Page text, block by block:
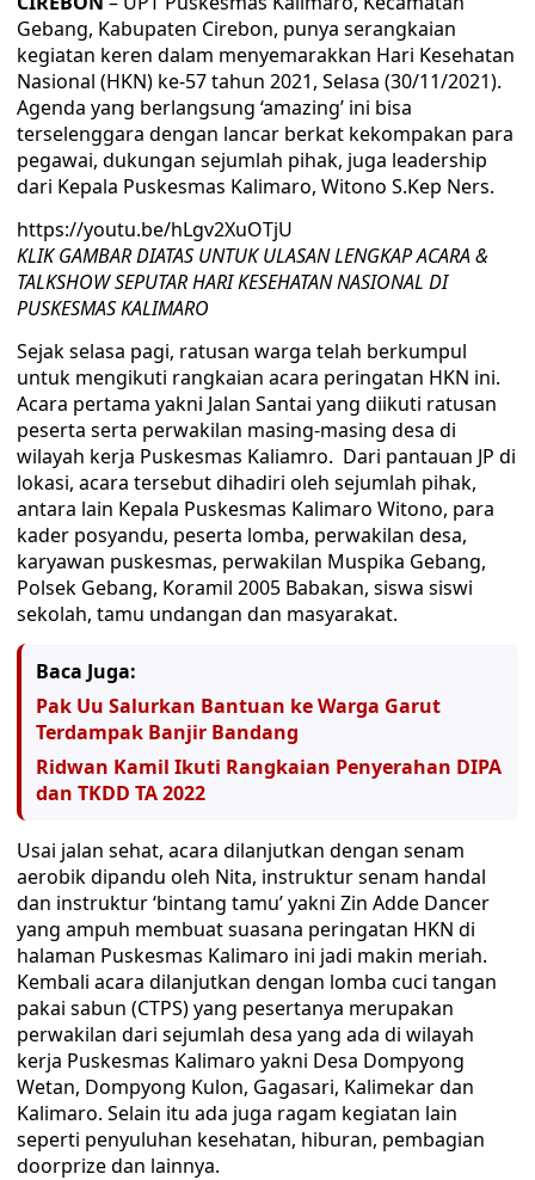
Gebang, Kabupaten Cirebon, punya serangkaian
kegiatan keren dalam menyemarakkan Hari Kesehatan
Nasional (HKN) ke-57 tahun 2021, Selasa (30/11/2021).
Agenda yang berlangsung ‘amazing’ ini bisa
terselenggara dengan lancar berkat kekompakan para
pegawai, dukungan sejumlah pihak, juga leadership
dari Kepala Puskesmas Kalimaro, Witono S.Kep Ners.
https://youtu.be/hLgv2XuOTjU
KLIK GAMBAR DIATAS UNTUK ULASAN LENGKAP ACARA &
TALKSHOW SEPUTAR HARI KESEHATAN NASIONAL DI
PUSKESMAS KALIMARO
Sejak selasa pagi, ratusan warga telah berkumpul
untuk mengikuti rangkaian acara peringatan HKN ini.
Acara pertama yakni Jalan Santai yang diikuti ratusan
peserta serta perwakilan masing-masing desa di
wilayah kerja Puskesmas Kaliamro. Dari pantauan JP di
lokasi, acara tersebut dihadiri oleh sejumlah pihak,
antara lain Kepala Puskesmas Kalimaro Witono, para
kader posyandu, peserta lomba, perwakilan desa,
karyawan puskesmas, perwakilan Muspika Gebang,
Polsek Gebang, Koramil 2005 Babakan, siswa siswi
sekolah, tamu undangan dan masyarakat.
Baca Juga:
Pak Uu Salurkan Bantuan ke Warga Garut
Terdampak Banjir Bandang
Ridwan Kamil Ikuti Rangkaian Penyerahan DIPA
dan TKDD TA 2022
Usai jalan sehat, acara dilanjutkan dengan senam
aerobik dipandu oleh Nita, instruktur senam handal
dan instruktur ‘bintang tamu’ yakni Zin Adde Dancer
yang ampuh membuat suasana peringatan HKN di
halaman Puskesmas Kalimaro ini jadi makin meriah.
Kembali acara dilanjutkan dengan lomba cuci tangan
pakai sabun (CTPS) yang pesertanya merupakan
perwakilan dari sejumlah desa yang ada di wilayah
kerja Puskesmas Kalimaro yakni Desa Dompyong
Wetan, Dompyong Kulon, Gagasari, Kalimekar dan
Kalimaro. Selain itu ada juga ragam kegiatan lain
seperti penyuluhan kesehatan, hiburan, pembagian
doorprize dan lainnya.